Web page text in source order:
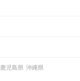
鹿児島県 沖縄県